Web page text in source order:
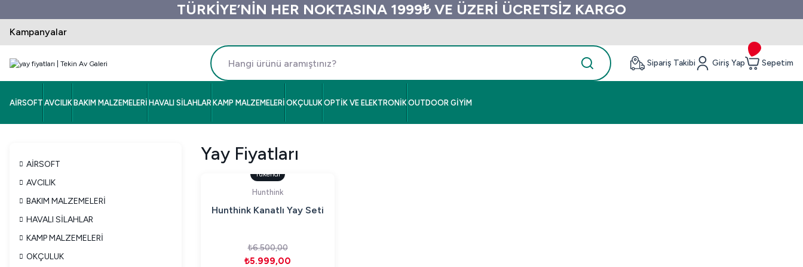
TÜRKİYE’NİN HER NOKTASINA 1999₺ VE ÜZERİ ÜCRETSİZ KARGO
Kampanyalar
Sipariş Takibi Giriş Yap Sepetim
AİRSOFT AVCILIK BAKIM MALZEMELERİ HAVALI SİLAHLAR KAMP MALZEMELERİ OKÇULUK OPTİK VE ELEKTRONİK OUTDOOR GİYİM
AİRSOFT
AVCILIK
BAKIM MALZEMELERİ
HAVALI SİLAHLAR
KAMP MALZEMELERİ
OKÇULUK
Yay Fiyatları
Tükendi
Hunthink
Hunthink Kanatlı Yay Seti
₺6.500,00
₺5.999,00